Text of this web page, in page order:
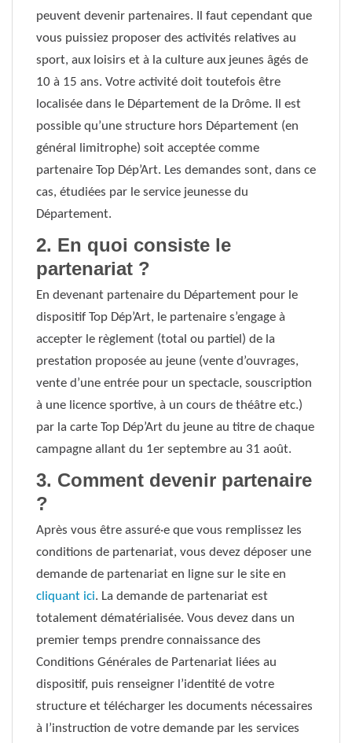
peuvent devenir partenaires. Il faut cependant que
vous puissiez proposer des activités relatives au
sport, aux loisirs et à la culture aux jeunes âgés de
10 à 15 ans. Votre activité doit toutefois être
localisée dans le Département de la Drôme. Il est
possible qu’une structure hors Département (en
général limitrophe) soit acceptée comme
partenaire Top Dép’Art. Les demandes sont, dans ce
cas, étudiées par le service jeunesse du
Département.
2. En quoi consiste le
partenariat ?
En devenant partenaire du Département pour le
dispositif Top Dép’Art, le partenaire s’engage à
accepter le règlement (total ou partiel) de la
prestation proposée au jeune (vente d’ouvrages,
vente d’une entrée pour un spectacle, souscription
à une licence sportive, à un cours de théâtre etc.)
par la carte Top Dép’Art du jeune au titre de chaque
campagne allant du 1er septembre au 31 août.
3. Comment devenir partenaire
?
Après vous être assuré·e que vous remplissez les
conditions de partenariat, vous devez déposer une
demande de partenariat en ligne sur le site en
cliquant ici. La demande de partenariat est
totalement dématérialisée. Vous devez dans un
premier temps prendre connaissance des
Conditions Générales de Partenariat liées au
dispositif, puis renseigner l’identité de votre
structure et télécharger les documents nécessaires
à l’instruction de votre demande par les services